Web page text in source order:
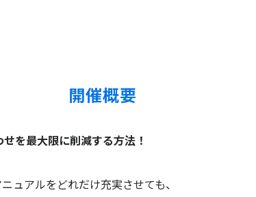
開催概要
を最大限に削減する方法！
ュアルをどれだけ充実させても、